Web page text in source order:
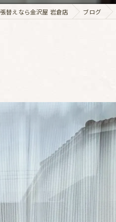
替えなら金沢屋 岩倉店 ブログ